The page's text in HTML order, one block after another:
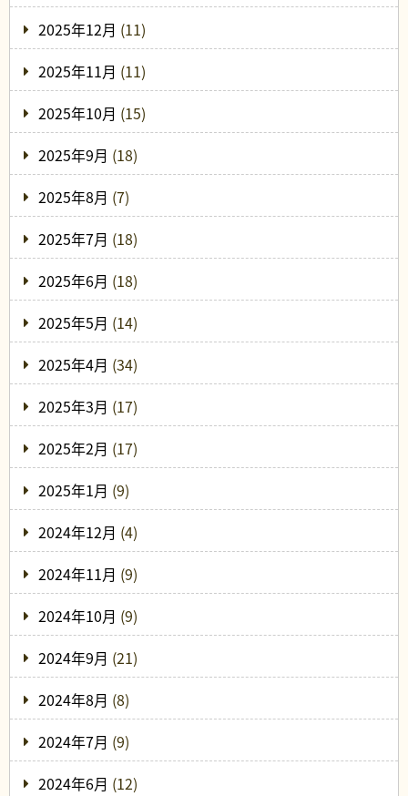
2025年12月 (11)
2025年11月 (11)
2025年10月 (15)
2025年9月 (18)
2025年8月 (7)
2025年7月 (18)
2025年6月 (18)
2025年5月 (14)
2025年4月 (34)
2025年3月 (17)
2025年2月 (17)
2025年1月 (9)
2024年12月 (4)
2024年11月 (9)
2024年10月 (9)
2024年9月 (21)
2024年8月 (8)
2024年7月 (9)
2024年6月 (12)